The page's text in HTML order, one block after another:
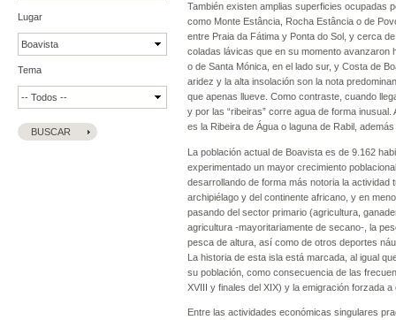
Lugar
Tema
También existen amplias superficies ocupadas
como Monte Estância, Rocha Estância o de
entre Praia da Fátima y Ponta do Sol, y cerca
coladas lávicas que en su momento avanzaron
o de Santa Mónica, en el lado sur, y Costa de
aridez y la alta insolación son la nota
que apenas llueve. Como contraste, cuando
y por las “ribeiras” corre agua de forma
es la Ribeira de Água o laguna de Rabil,
La población actual de Boavista es de 9.162
experimentado un mayor crecimiento
desarrollando de forma más notoria la actividad
archipiélago y del continente africano, y en
pasando del sector primario (agricultura,
agricultura -mayoritariamente de secano-, la
pesca de altura, así como de otros deportes
La historia de esta isla está marcada, al igual
su población, como consecuencia de las
XVIII y finales del XIX) y la emigración forzada
Entre las actividades económicas singulares